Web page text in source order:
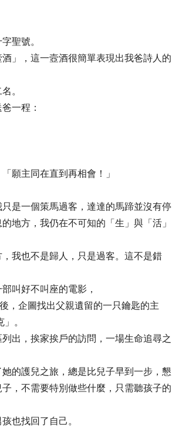
聖號。
」，這一壼酒很簡單表現出我爸詩人的
。
一程：
願主同在直到再相會！」
是一個策馬過客，達達的馬蹄並沒有停
地方，我仍在不可知的「生」與「活」
我也不是歸人，只是過客。這不是錯
叫好不叫座的電影，
，企圖找出父親遺留的一只鑰匙的主
。
出，挨家挨戶的訪問，一場生命追尋之
的護兒之旅，總是比兒子早到一步，懇
，不需要特別做些什麼，只需聽孩子的
也找回了自己。